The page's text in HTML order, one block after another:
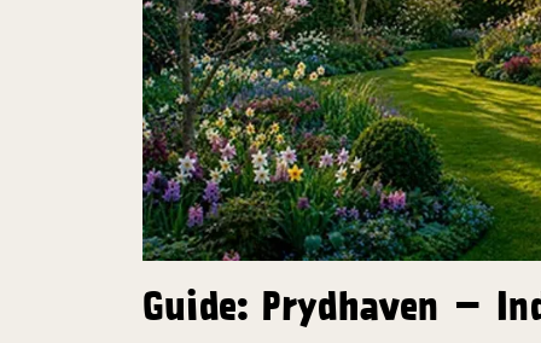
Guide: Prydhaven –